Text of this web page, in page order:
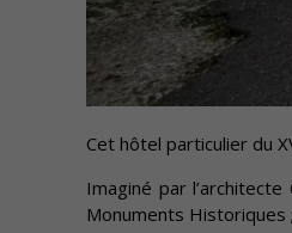
Cet hôtel particulier du
Imaginé par
Monuments Historiques